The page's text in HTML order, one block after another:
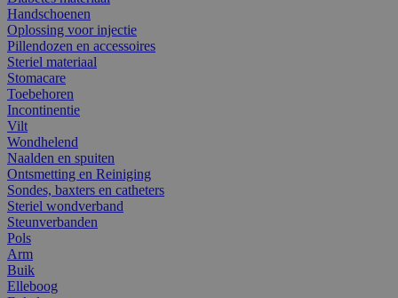
Handschoenen
Oplossing voor injectie
Pillendozen en accessoires
Steriel materiaal
Stomacare
Toebehoren
Incontinentie
Vilt
Wondhelend
Naalden en spuiten
Ontsmetting en Reiniging
Sondes, baxters en catheters
Steriel wondverband
Steunverbanden
Pols
Arm
Buik
Elleboog